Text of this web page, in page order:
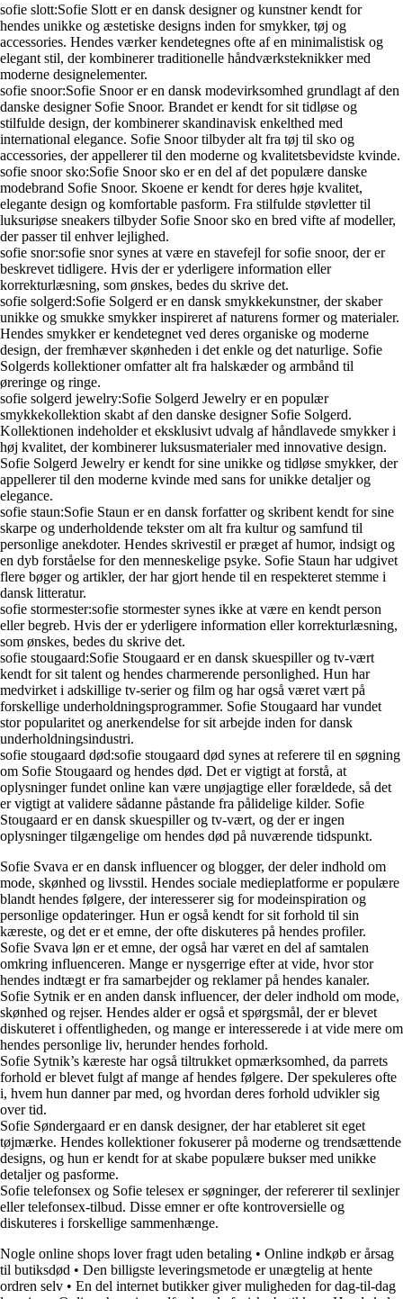
sofie slott:Sofie Slott er en dansk designer og kunstner kendt for
hendes unikke og æstetiske designs inden for smykker, tøj og
accessories. Hendes værker kendetegnes ofte af en minimalistisk og
elegant stil, der kombinerer traditionelle håndværksteknikker med
moderne designelementer.
sofie snoor:Sofie Snoor er en dansk modevirksomhed grundlagt af den
danske designer Sofie Snoor. Brandet er kendt for sit tidløse og
stilfulde design, der kombinerer skandinavisk enkelthed med
international elegance. Sofie Snoor tilbyder alt fra tøj til sko og
accessories, der appellerer til den moderne og kvalitetsbevidste kvinde.
sofie snoor sko:Sofie Snoor sko er en del af det populære danske
modebrand Sofie Snoor. Skoene er kendt for deres høje kvalitet,
elegante design og komfortable pasform. Fra stilfulde støvletter til
luksuriøse sneakers tilbyder Sofie Snoor sko en bred vifte af modeller,
der passer til enhver lejlighed.
sofie snor:sofie snor synes at være en stavefejl for sofie snoor, der er
beskrevet tidligere. Hvis der er yderligere information eller
korrekturlæsning, som ønskes, bedes du skrive det.
sofie solgerd:Sofie Solgerd er en dansk smykkekunstner, der skaber
unikke og smukke smykker inspireret af naturens former og materialer.
Hendes smykker er kendetegnet ved deres organiske og moderne
design, der fremhæver skønheden i det enkle og det naturlige. Sofie
Solgerds kollektioner omfatter alt fra halskæder og armbånd til
øreringe og ringe.
sofie solgerd jewelry:Sofie Solgerd Jewelry er en populær
smykkekollektion skabt af den danske designer Sofie Solgerd.
Kollektionen indeholder et eksklusivt udvalg af håndlavede smykker i
høj kvalitet, der kombinerer luksusmaterialer med innovative design.
Sofie Solgerd Jewelry er kendt for sine unikke og tidløse smykker, der
appellerer til den moderne kvinde med sans for unikke detaljer og
elegance.
sofie staun:Sofie Staun er en dansk forfatter og skribent kendt for sine
skarpe og underholdende tekster om alt fra kultur og samfund til
personlige anekdoter. Hendes skrivestil er præget af humor, indsigt og
en dyb forståelse for den menneskelige psyke. Sofie Staun har udgivet
flere bøger og artikler, der har gjort hende til en respekteret stemme i
dansk litteratur.
sofie stormester:sofie stormester synes ikke at være en kendt person
eller begreb. Hvis der er yderligere information eller korrekturlæsning,
som ønskes, bedes du skrive det.
sofie stougaard:Sofie Stougaard er en dansk skuespiller og tv-vært
kendt for sit talent og hendes charmerende personlighed. Hun har
medvirket i adskillige tv-serier og film og har også været vært på
forskellige underholdningsprogrammer. Sofie Stougaard har vundet
stor popularitet og anerkendelse for sit arbejde inden for dansk
underholdningsindustri.
sofie stougaard død:sofie stougaard død synes at referere til en søgning
om Sofie Stougaard og hendes død. Det er vigtigt at forstå, at
oplysninger fundet online kan være unøjagtige eller forældede, så det
er vigtigt at validere sådanne påstande fra pålidelige kilder. Sofie
Stougaard er en dansk skuespiller og tv-vært, og der er ingen
oplysninger tilgængelige om hendes død på nuværende tidspunkt.
Sofie Svava er en dansk influencer og blogger, der deler indhold om
mode, skønhed og livsstil. Hendes sociale medieplatforme er populære
blandt hendes følgere, der interesserer sig for modeinspiration og
personlige opdateringer. Hun er også kendt for sit forhold til sin
kæreste, og det er et emne, der ofte diskuteres på hendes profiler.
Sofie Svava løn er et emne, der også har været en del af samtalen
omkring influenceren. Mange er nysgerrige efter at vide, hvor stor
hendes indtægt er fra samarbejder og reklamer på hendes kanaler.
Sofie Sytnik er en anden dansk influencer, der deler indhold om mode,
skønhed og rejser. Hendes alder er også et spørgsmål, der er blevet
diskuteret i offentligheden, og mange er interesserede i at vide mere om
hendes personlige liv, herunder hendes forhold.
Sofie Sytnik’s kæreste har også tiltrukket opmærksomhed, da parrets
forhold er blevet fulgt af mange af hendes følgere. Der spekuleres ofte
i, hvem hun danner par med, og hvordan deres forhold udvikler sig
over tid.
Sofie Søndergaard er en dansk designer, der har etableret sit eget
tøjmærke. Hendes kollektioner fokuserer på moderne og trendsættende
designs, og hun er kendt for at skabe populære bukser med unikke
detaljer og pasforme.
Sofie telefonsex og Sofie telesex er søgninger, der refererer til sexlinjer
eller telefonsex-tilbud. Disse emner er ofte kontroversielle og
diskuteres i forskellige sammenhænge.
Nogle online shops lover fragt uden betaling • Online indkøb er årsag
til butiksdød • Den billigste leveringsmetode er unægtelig at hente
ordren selv • En del internet butikker giver muligheden for dag-til-dag